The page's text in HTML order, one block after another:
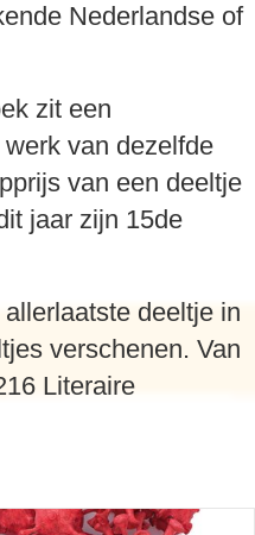
Nederlandse of
zit een
van dezelfde
van een deeltje
jaar zijn 15de
deeltje in
verschenen. Van
Literaire